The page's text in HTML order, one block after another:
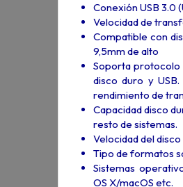
Conexión USB 3.0
Velocidad de
Compatible con
9,5mm de alto
Soporta protocolo
disco duro y
rendimiento de
Capacidad disco
resto de sistemas.
Velocidad del
Tipo de formatos
Sistemas
OS X/macOS etc.